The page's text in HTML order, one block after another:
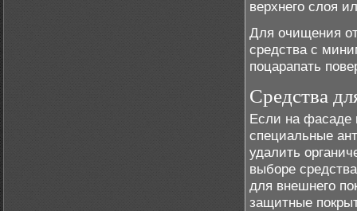
верхнего слоя
Для очищения
средства с
поцарапать
Средства
Если на фасаде
специальные
удалить
выборе
для внешнего
защитные